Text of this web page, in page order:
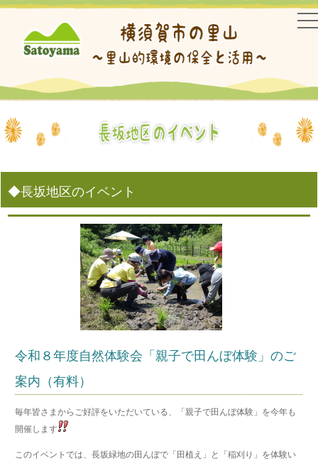
◆長坂地区のイベント
令和８年度自然体験会「親子で田んぼ体験」のご
案内（有料）
毎年皆さまからご好評をいただいている、「親子で田んぼ体験」を今年も
開催します
このイベントでは、長坂緑地の田んぼで「田植え」と「稲刈り」を体験い